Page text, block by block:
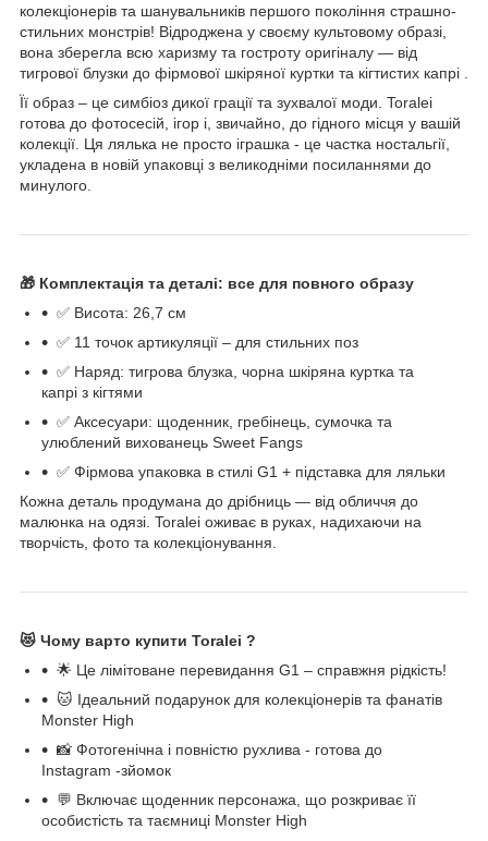
колекціонерів та шанувальників першого покоління страшно-
стильних монстрів! Відроджена у своєму культовому образі,
вона зберегла всю харизму та гостроту оригіналу — від
тигрової блузки до фірмової шкіряної куртки та кігтистих капрі .
Її образ – це симбіоз дикої грації та зухвалої моди. Toralei
готова до фотосесій, ігор і, звичайно, до гідного місця у вашій
колекції. Ця лялька не просто іграшка - це частка ностальгії,
укладена в новій упаковці з великодніми посиланнями до
минулого.
🎁 Комплектація та деталі: все для повного образу
✅ Висота: 26,7 см
✅ 11 точок артикуляції – для стильних поз
✅ Наряд: тигрова блузка, чорна шкіряна куртка та
капрі з кігтями
✅ Аксесуари: щоденник, гребінець, сумочка та
улюблений вихованець Sweet Fangs
✅ Фірмова упаковка в стилі G1 + підставка для ляльки
Кожна деталь продумана до дрібниць — від обличчя до
малюнка на одязі. Toralei оживає в руках, надихаючи на
творчість, фото та колекціонування.
😻 Чому варто купити Toralei ?
🌟 Це лімітоване перевидання G1 – справжня рідкість!
🐱 Ідеальний подарунок для колекціонерів та фанатів
Monster High
📸 Фотогенічна і повністю рухлива - готова до
Instagram -зйомок
💬 Включає щоденник персонажа, що розкриває її
особистість та таємниці Monster High